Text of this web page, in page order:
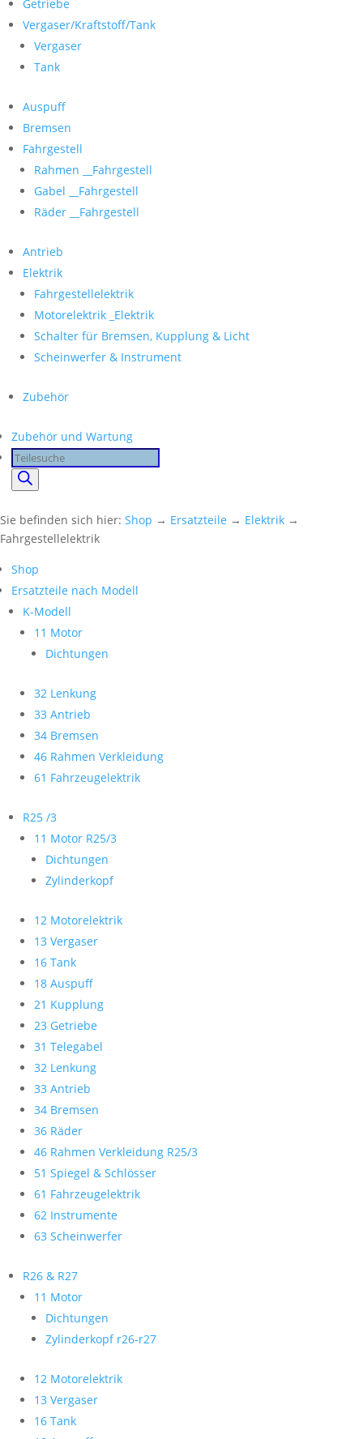
Getriebe
Vergaser/Kraftstoff/Tank
Vergaser
Tank
Auspuff
Bremsen
Fahrgestell
Rahmen __Fahrgestell
Gabel __Fahrgestell
Räder __Fahrgestell
Antrieb
Elektrik
Fahrgestellelektrik
Motorelektrik _Elektrik
Schalter für Bremsen, Kupplung & Licht
Scheinwerfer & Instrument
Zubehör
Zubehör und Wartung
Products
search
Sie befinden sich hier: Shop → Ersatzteile → Elektrik →
Fahrgestellelektrik
Shop
Ersatzteile nach Modell
K-Modell
11 Motor
Dichtungen
32 Lenkung
33 Antrieb
34 Bremsen
46 Rahmen Verkleidung
61 Fahrzeugelektrik
R25 /3
11 Motor R25/3
Dichtungen
Zylinderkopf
12 Motorelektrik
13 Vergaser
16 Tank
18 Auspuff
21 Kupplung
23 Getriebe
31 Telegabel
32 Lenkung
33 Antrieb
34 Bremsen
36 Räder
46 Rahmen Verkleidung R25/3
51 Spiegel & Schlösser
61 Fahrzeugelektrik
62 Instrumente
63 Scheinwerfer
R26 & R27
11 Motor
Dichtungen
Zylinderkopf r26-r27
12 Motorelektrik
13 Vergaser
16 Tank